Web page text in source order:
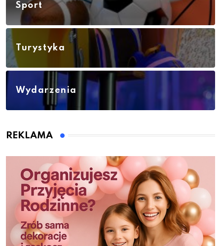
Sport
Turystyka
Wydarzenia
REKLAMA